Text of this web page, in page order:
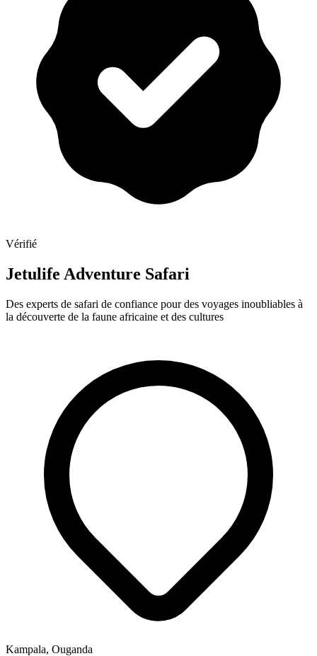
Vérifié
Jetulife Adventure Safari
Des experts de safari de confiance pour des voyages inoubliables à
la découverte de la faune africaine et des cultures
Kampala, Ouganda